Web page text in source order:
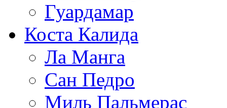
Гуардамар
Коста Калида
Ла Манга
Сан Педро
Миль Пальмерас